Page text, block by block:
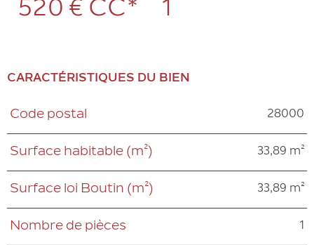
520 € CC* 1
CARACTÉRISTIQUES DU BIEN
Caractéristiques
Code postal 28000
Surface habitable (m²) 33,89 m²
Surface loi Boutin (m²) 33,89 m²
Nombre de pièces 1